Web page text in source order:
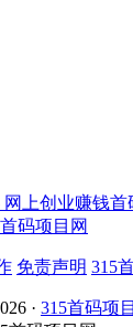
免责声明 315
· 315首码项